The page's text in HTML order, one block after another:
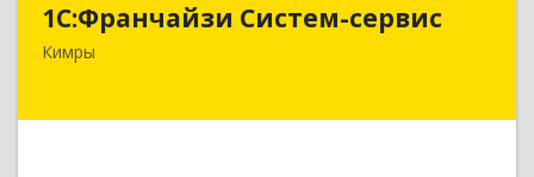
1С:Франчайзи Систем-сервис
Кимры
171506, Тверская обл, Кимры г, Карла
Подробнее